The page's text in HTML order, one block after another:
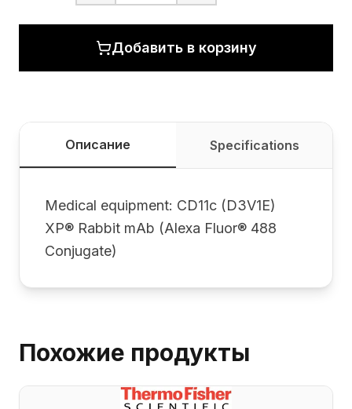
Добавить в корзину
Описание Specifications
Medical equipment: CD11c (D3V1E)
XP® Rabbit mAb (Alexa Fluor® 488
Conjugate)
Похожие продукты